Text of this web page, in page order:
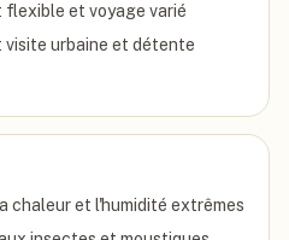
flexible et voyage varié
visite urbaine et détente
chaleur et l'humidité extrêmes